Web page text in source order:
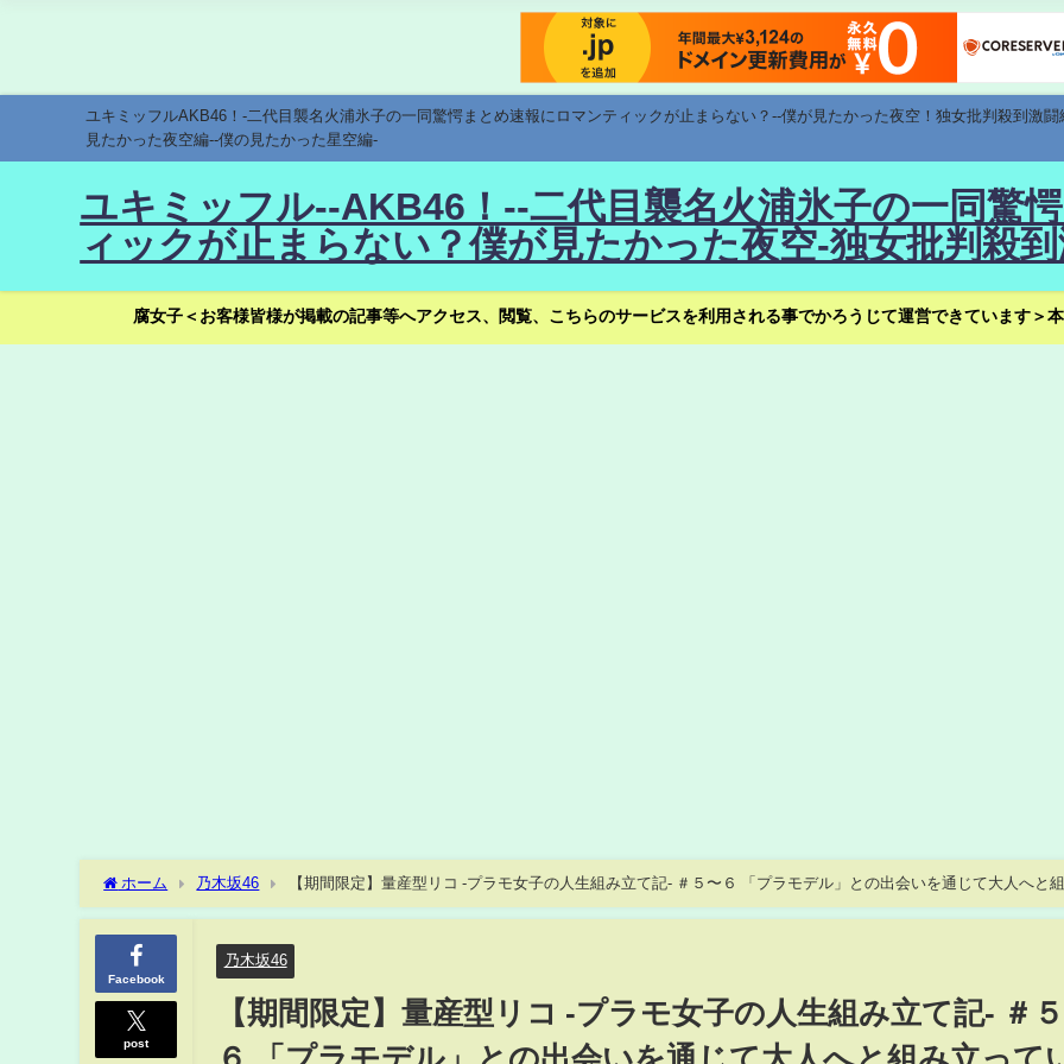
ユキミッフルAKB46！-二代目襲名火浦氷子の一同驚愕まとめ速報にロマンティックが止まらない？--僕が見たかった夜空！独女批判殺到激
見たかった夜空編--僕の見たかった星空編-
ユキミッフル--AKB46！--二代目襲名火浦氷子の一同驚
ィックが止まらない？僕が見たかった夜空-独女批判殺
腐女子＜お客様皆様が掲載の記事等へアクセス、閲覧、こちらのサービスを利用される事でかろうじて運営できています＞
ホーム 乃木坂46
【期間限定】量産型リコ -プラモ女子の人生組み立て記- ＃５〜６ 「プラモデル」との出会いを通じて大人へと組
っていく成長記｜与田祐希【公式】
Facebook
post
乃木坂46
【期間限定】量産型リコ -プラモ女子の人生組み立て記- ＃